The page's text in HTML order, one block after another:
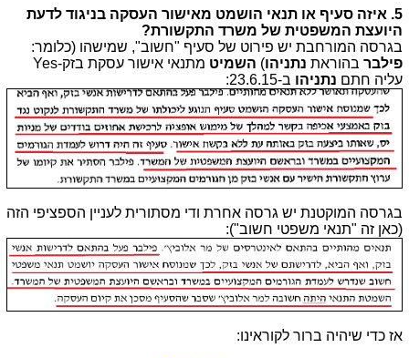
5. איזה סעיף או תנאי הושמט מאישור העסקה בניגוד לדעת
היועצת המשפטית של משרד התקשורת?
בגרסה המורחבת יש פירוט של סעיף "חשוב", שמישהו (כלומר:
פילבר בהוראת נתניהו) השמיט
מתנאי אישור עסקת בזק-Yes
עליה חתם נתניהו ב-23.6.15:
בגרסה המוקטנת יש גרסה אחרת ודי מסתורית לעניין הספציפי הזה
(כאן זה "תנאי משפטי חשוב"):
אז כדי שיהיה ברור לקוראינו: